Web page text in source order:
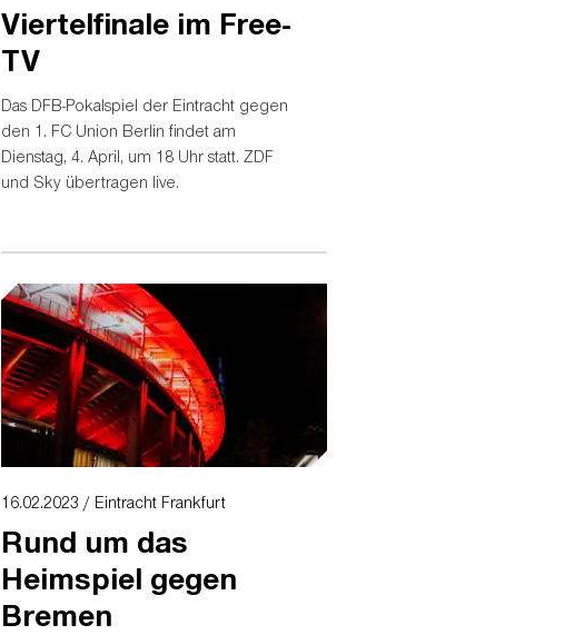
Viertelfinale im Free-
TV
Das DFB-Pokalspiel der Eintracht gegen
den 1. FC Union Berlin findet am
Dienstag, 4. April, um 18 Uhr statt. ZDF
und Sky übertragen live.
16.02.2023 / Eintracht Frankfurt
Rund um das
Heimspiel gegen
Bremen